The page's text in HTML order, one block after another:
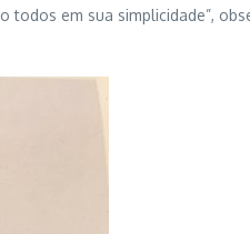
todos em sua simplicidade”,